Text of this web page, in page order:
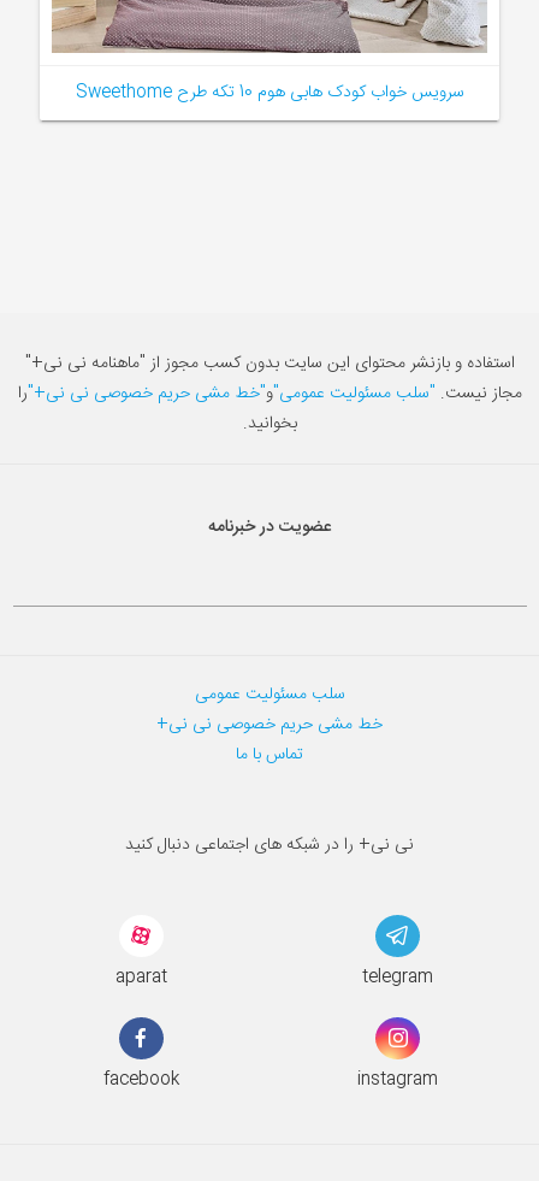
سرویس خواب کودک هابی هوم 10 تکه طرح Sweethome
استفاده و بازنشر محتوای این سایت بدون کسب مجوز از "ماهنامه نی نی+"
مجاز نیست. "سلب مسئولیت عمومی"و"خط مشی حریم خصوصی نی نی+"را
بخوانید.
عضویت در خبرنامه
سلب مسئولیت عمومی
خط مشی حریم خصوصی نی نی+
تماس با ما
نی نی+ را در شبکه های اجتماعی دنبال کنید
aparat telegram
facebook instagram